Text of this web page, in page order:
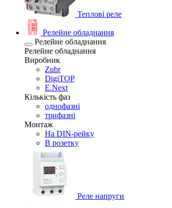
Теплові реле
Релейне обладнання
Релейне обладнання
Релейне обладнання
Виробник
Zubr
DigiTOP
E.Next
Кількість фаз
однофазні
трифазні
Монтаж
На DIN-рейку
В розетку
Реле напруги